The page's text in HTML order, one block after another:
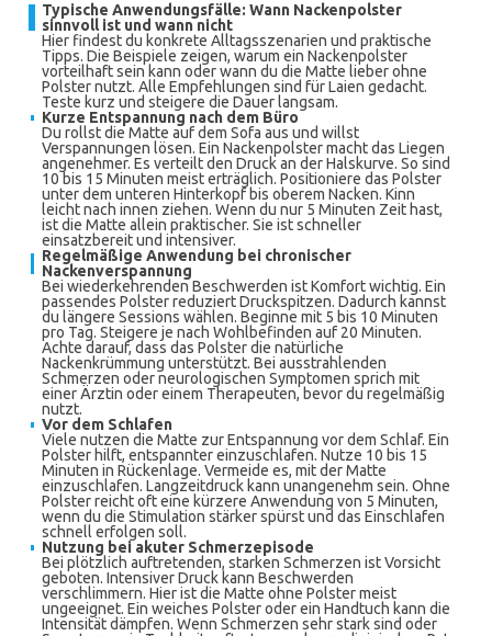
Typische Anwendungsfälle: Wann Nackenpolster
sinnvoll ist und wann nicht
Hier findest du konkrete Alltagsszenarien und praktische
Tipps. Die Beispiele zeigen, warum ein Nackenpolster
vorteilhaft sein kann oder wann du die Matte lieber ohne
Polster nutzt. Alle Empfehlungen sind für Laien gedacht.
Teste kurz und steigere die Dauer langsam.
Kurze Entspannung nach dem Büro
Du rollst die Matte auf dem Sofa aus und willst
Verspannungen lösen. Ein Nackenpolster macht das Liegen
angenehmer. Es verteilt den Druck an der Halskurve. So sind
10 bis 15 Minuten meist erträglich. Positioniere das Polster
unter dem unteren Hinterkopf bis oberem Nacken. Kinn
leicht nach innen ziehen. Wenn du nur 5 Minuten Zeit hast,
ist die Matte allein praktischer. Sie ist schneller
einsatzbereit und intensiver.
Regelmäßige Anwendung bei chronischer
Nackenverspannung
Bei wiederkehrenden Beschwerden ist Komfort wichtig. Ein
passendes Polster reduziert Druckspitzen. Dadurch kannst
du längere Sessions wählen. Beginne mit 5 bis 10 Minuten
pro Tag. Steigere je nach Wohlbefinden auf 20 Minuten.
Achte darauf, dass das Polster die natürliche
Nackenkrümmung unterstützt. Bei ausstrahlenden
Schmerzen oder neurologischen Symptomen sprich mit
einer Ärztin oder einem Therapeuten, bevor du regelmäßig
nutzt.
Vor dem Schlafen
Viele nutzen die Matte zur Entspannung vor dem Schlaf. Ein
Polster hilft, entspannter einzuschlafen. Nutze 10 bis 15
Minuten in Rückenlage. Vermeide es, mit der Matte
einzuschlafen. Langzeitdruck kann unangenehm sein. Ohne
Polster reicht oft eine kürzere Anwendung von 5 Minuten,
wenn du die Stimulation stärker spürst und das Einschlafen
schnell erfolgen soll.
Nutzung bei akuter Schmerzepisode
Bei plötzlich auftretenden, starken Schmerzen ist Vorsicht
geboten. Intensiver Druck kann Beschwerden
verschlimmern. Hier ist die Matte ohne Polster meist
ungeeignet. Ein weiches Polster oder ein Handtuch kann die
Intensität dämpfen. Wenn Schmerzen sehr stark sind oder